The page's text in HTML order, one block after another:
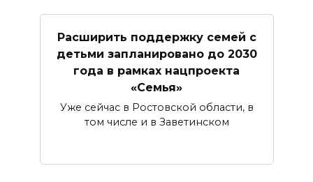
Расширить поддержку семей с
детьми запланировано до 2030
года в рамках нацпроекта
«Семья»
Уже сейчас в Ростовской области, в
том числе и в Заветинском